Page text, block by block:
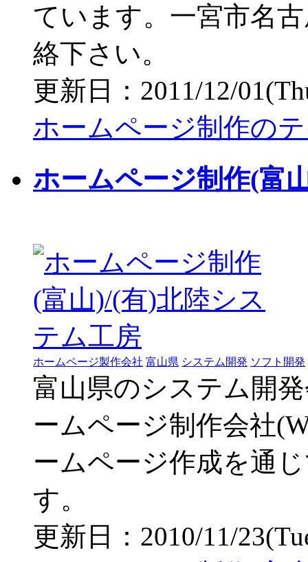
ています。一宮市名
絡下さい。
更新日：2011/12/
ホームページ制作の
ホームページ制作(富
ホームページ製作会社 富山県 システム開発 ソフト開発
富山県のシステム開
ームページ制作会社
ームページ作成を通
す。
更新日：2010/11/